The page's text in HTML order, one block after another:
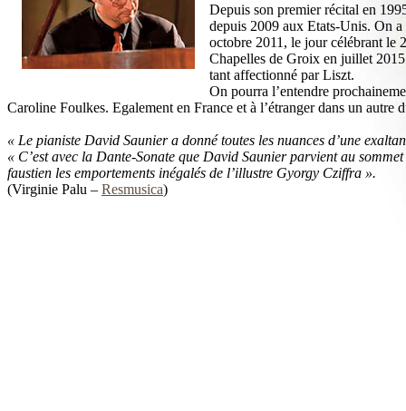
Depuis son premier récital en
depuis 2009 aux Etats-Unis. On
octobre 2011, le jour célébrant le
Chapelles de Groix en juillet
tant affectionné par Liszt.
On pourra l’entendre
Caroline Foulkes. Egalement en France et à l’étranger dans un
« Le pianiste David Saunier a donné toutes les nuances d’une
« C’est avec la Dante-Sonate que David Saunier parvient au
faustien les emportements inégalés de l’illustre Gyorgy Cziffra ».
(Virginie Palu – Resmusica)